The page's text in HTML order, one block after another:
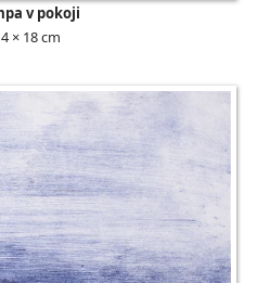
v pokoji
× 18 cm